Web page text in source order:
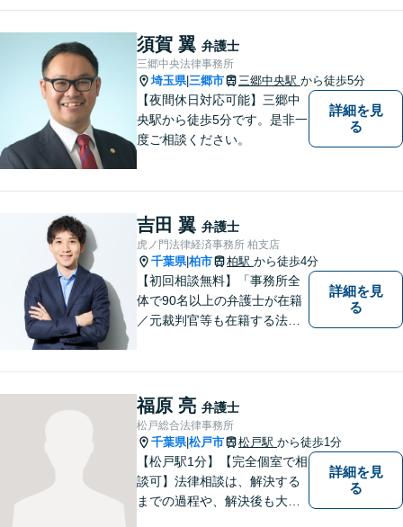
広く対応
須賀 翼 弁護士
三郷中央法律事務所
埼玉県| 三郷市 三郷中央駅 から徒歩5分
【夜間休日対応可能】三郷中
央駅から徒歩5分です。是非一
度ご相談ください。
詳細を見
る
吉田 翼 弁護士
虎ノ門法律経済事務所 柏支店
千葉県|柏市 柏駅 から徒歩4分
【初回相談無料】「事務所全
体で90名以上の弁護士が在籍
／元裁判官等も在籍する法律
と連携し、税務・登記もワン
ストップで対応可」【休日・
夜間相談可】
詳細を見
る
福原 亮 弁護士
松戸総合法律事務所
千葉県|松戸市 松戸駅 から徒歩1分
【松戸駅1分】【完全個室で相
談可】法律相談は、解決する
までの過程や、解決後も大切
詳細を見
る